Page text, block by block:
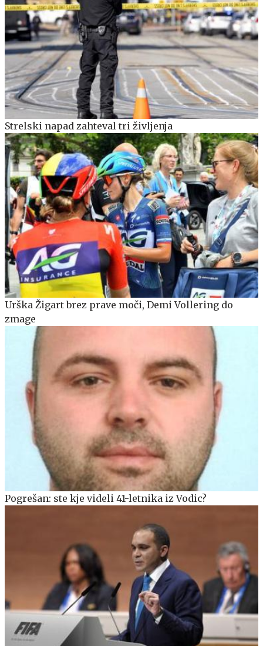
Strelski napad zahteval tri življenja
Urška Žigart brez prave moči, Demi Vollering do
zmage
Pogrešan: ste kje videli 41-letnika iz Vodic?